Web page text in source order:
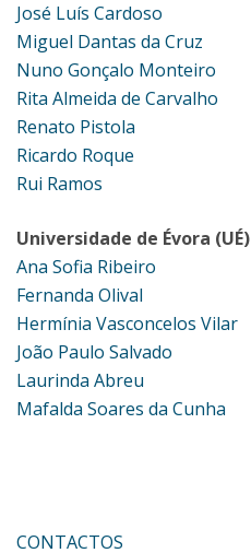
José Luís Cardoso
Miguel Dantas da Cruz
Nuno Gonçalo Monteiro
Rita Almeida de Carvalho
Renato Pistola
Ricardo Roque
Rui Ramos
Universidade de Évora (UÉ)
Ana Sofia Ribeiro
Fernanda Olival
Hermínia Vasconcelos Vilar
João Paulo Salvado
Laurinda Abreu
Mafalda Soares da Cunha
CONTACTOS